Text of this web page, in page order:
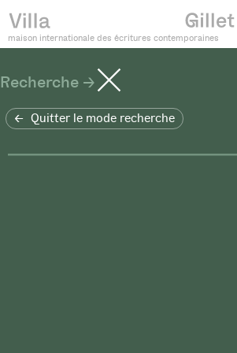
maison internationale des écritures contemporaines
Recherche
Quitter le mode recherche